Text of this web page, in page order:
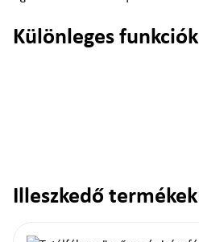
Különleges funkciók
Termékgaléria kihagyása
Illeszkedő termékek